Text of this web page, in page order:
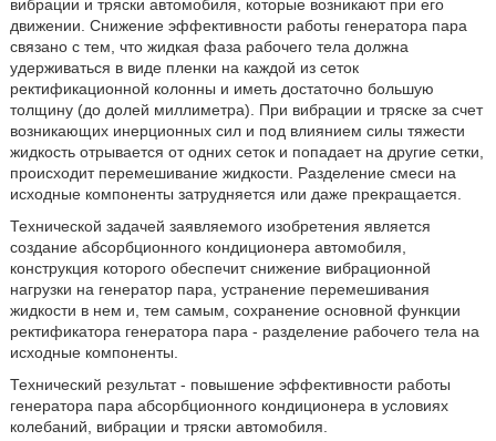
вибрации и тряски автомобиля, которые возникают при его
движении. Снижение эффективности работы генератора пара
связано с тем, что жидкая фаза рабочего тела должна
удерживаться в виде пленки на каждой из сеток
ректификационной колонны и иметь достаточно большую
толщину (до долей миллиметра). При вибрации и тряске за счет
возникающих инерционных сил и под влиянием силы тяжести
жидкость отрывается от одних сеток и попадает на другие сетки,
происходит перемешивание жидкости. Разделение смеси на
исходные компоненты затрудняется или даже прекращается.
Технической задачей заявляемого изобретения является
создание абсорбционного кондиционера автомобиля,
конструкция которого обеспечит снижение вибрационной
нагрузки на генератор пара, устранение перемешивания
жидкости в нем и, тем самым, сохранение основной функции
ректификатора генератора пара - разделение рабочего тела на
исходные компоненты.
Технический результат - повышение эффективности работы
генератора пара абсорбционного кондиционера в условиях
колебаний, вибрации и тряски автомобиля.